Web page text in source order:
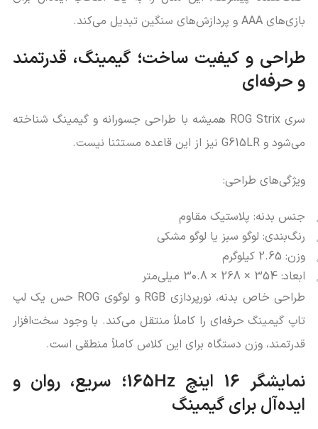
بازی‌های AAA و پردازش‌های سنگین تبدیل می‌کند.
طراحی و کیفیت ساخت؛ گیمینگ، قدرتمند
و حرفه‌ای
سری ROG Strix همیشه با طراحی جسورانه و گیمینگ شناخته
می‌شود و G615LR نیز از این قاعده مستثنا نیست.
ویژگی‌های طراحی:
جنس بدنه: پلاستیک مقاوم
رنگ‌بندی: لوگو سبز یا لوگو مشکی
وزن: 2.65 کیلوگرم
ابعاد: 354 × 268 × 30.8 میلی‌متر
طراحی خاص بدنه، نورپردازی RGB و لوگوی ROG حس یک لپ‌
تاپ گیمینگ حرفه‌ای را کاملاً منتقل می‌کند. با وجود سخت‌افزار
قدرتمند، وزن دستگاه برای این کلاس کاملاً منطقی است.
نمایشگر 16 اینچ 165Hz؛ سریع، روان و
ایده‌آل برای گیمینگ